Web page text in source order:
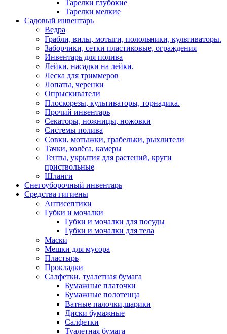
Тарелки глубокие
Тарелки мелкие
Садовый инвентарь
Ведра
Грабли, вилы, мотыги, полольники, культиваторы.
Заборчики, сетки пластиковые, ограждения
Инвентарь для полива
Лейки, насадки на лейки.
Леска для триммеров
Лопаты, черенки
Опрыскиватели
Плоскорезы, культиваторы, торнадика.
Прочий инвентарь
Секаторы, ножницы, ножовки
Системы полива
Совки, мотыжки, грабельки, рыхлители
Тачки, колёса, камеры
Тенты, укрытия для растений, круги
приствольные
Шланги
Снегоуборочный инвентарь
Средства гигиены
Антисептики
Губки и мочалки
Губки и мочалки для посуды
Губки и мочалки для тела
Маски
Мешки для мусора
Пластырь
Прокладки
Салфетки, туалетная бумага
Бумажные платочки
Бумажные полотенца
Ватные палочки,шарики
Диски бумажные
Салфетки
Туалетная бумага